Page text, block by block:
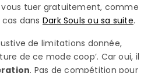
tuer gratuitement, comme
dans Dark Souls ou sa suite.
de limitations donnée,
de ce mode coop’. Car oui, il
. Pas de compétition pour